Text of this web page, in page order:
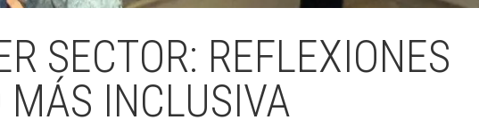
SECTOR: REFLEXIONES
MÁS INCLUSIVA